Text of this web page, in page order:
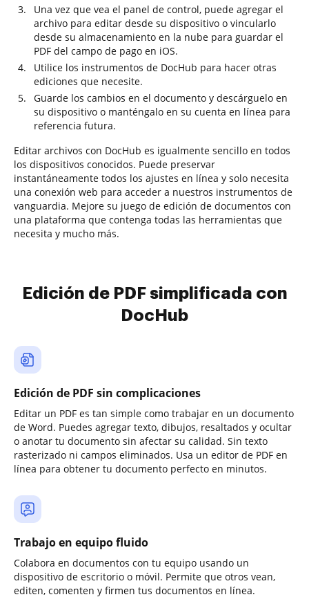
Una vez que vea el panel de control, puede agregar el
archivo para editar desde su dispositivo o vincularlo
desde su almacenamiento en la nube para guardar el
PDF del campo de pago en iOS.
Utilice los instrumentos de DocHub para hacer otras
ediciones que necesite.
Guarde los cambios en el documento y descárguelo en
su dispositivo o manténgalo en su cuenta en línea para
referencia futura.
Editar archivos con DocHub es igualmente sencillo en todos
los dispositivos conocidos. Puede preservar
instantáneamente todos los ajustes en línea y solo necesita
una conexión web para acceder a nuestros instrumentos de
vanguardia. Mejore su juego de edición de documentos con
una plataforma que contenga todas las herramientas que
necesita y mucho más.
Edición de PDF simplificada con
DocHub
Edición de PDF sin complicaciones
Editar un PDF es tan simple como trabajar en un documento
de Word. Puedes agregar texto, dibujos, resaltados y ocultar
o anotar tu documento sin afectar su calidad. Sin texto
rasterizado ni campos eliminados. Usa un editor de PDF en
línea para obtener tu documento perfecto en minutos.
Trabajo en equipo fluido
Colabora en documentos con tu equipo usando un
dispositivo de escritorio o móvil. Permite que otros vean,
editen, comenten y firmen tus documentos en línea.